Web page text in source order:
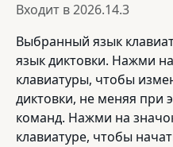
Входит в2026.14.3
Выбранный язык
язык диктовки. Нажми
клавиатуры, чтобы
диктовки, не меняя при
команд. Нажми на
клавиатуре, чтобы